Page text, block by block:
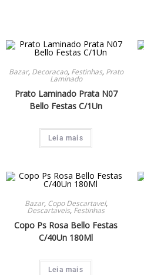
Bazar, Decoracao, Festinhas, Prato
Laminado
Prato Laminado Prata N07
Bello Festas C/1Un
Leia mais
Bazar, Copo Descartavel,
Descartaveis, Festinhas
Copo Ps Rosa Bello Festas
C/40Un 180Ml
Leia mais